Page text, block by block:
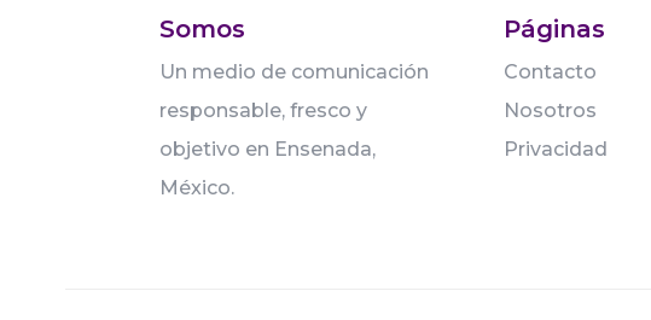
Somos
Un medio de comunicación
responsable, fresco y
objetivo en Ensenada,
México.
Páginas
Contacto
Nosotros
Privacidad